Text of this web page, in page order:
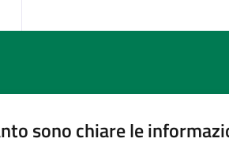
sono chiare le